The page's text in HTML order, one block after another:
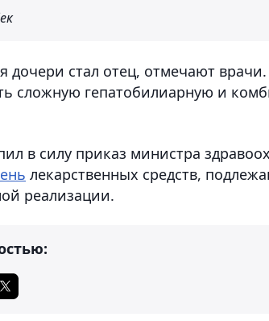
дочери стал отец, отмечают
сложную гепатобилиарную и
в силу приказ министра
лекарственных средств,
реализации.